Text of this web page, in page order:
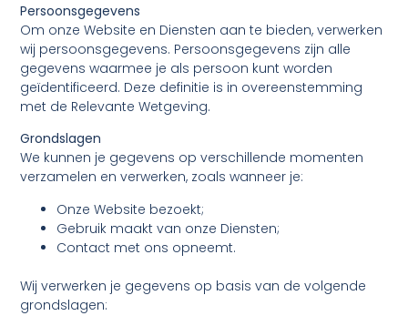
Persoonsgegevens
Om onze Website en Diensten aan te bieden, verwerken
wij persoonsgegevens. Persoonsgegevens zijn alle
gegevens waarmee je als persoon kunt worden
geïdentificeerd. Deze definitie is in overeenstemming
met de Relevante Wetgeving.
Grondslagen
We kunnen je gegevens op verschillende momenten
verzamelen en verwerken, zoals wanneer je:
Onze Website bezoekt;
Gebruik maakt van onze Diensten;
Contact met ons opneemt.
Wij verwerken je gegevens op basis van de volgende
grondslagen: